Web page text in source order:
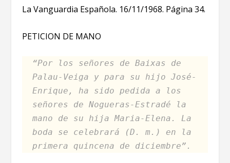
La Vanguardia Española. 16/11/1968. Página 34.
PETICION DE MANO
“Por los señores de Baixas de
Palau-Veiga y para su hijo José-
Enrique, ha sido pedida a los
señores de Nogueras-Estradé la
mano de su hija Maria-Elena. La
boda se celebrará (D. m.) en la
primera quincena de diciembre”.